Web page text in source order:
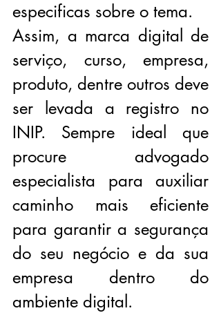
especificas sobre o tema.
Assim, a marca digital de
serviço, curso, empresa,
produto, dentre outros deve
ser levada a registro no
INIP. Sempre ideal que
procure advogado
especialista para auxiliar
caminho mais eficiente
para garantir a segurança
do seu negócio e da sua
empresa dentro do
ambiente digital.